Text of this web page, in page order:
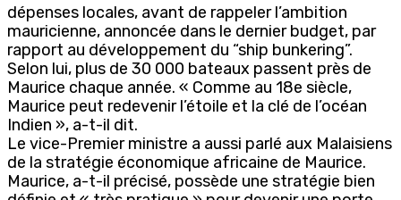
dépenses locales, avant de rappeler l’ambition
mauricienne, annoncée dans le dernier budget, par
rapport au développement du “ship bunkering”.
Selon lui, plus de 30 000 bateaux passent près de
Maurice chaque année. « Comme au 18e siècle,
Maurice peut redevenir l’étoile et la clé de l’océan
Indien », a-t-il dit.
Le vice-Premier ministre a aussi parlé aux Malaisiens
de la stratégie économique africaine de Maurice.
Maurice, a-t-il précisé, possède une stratégie bien